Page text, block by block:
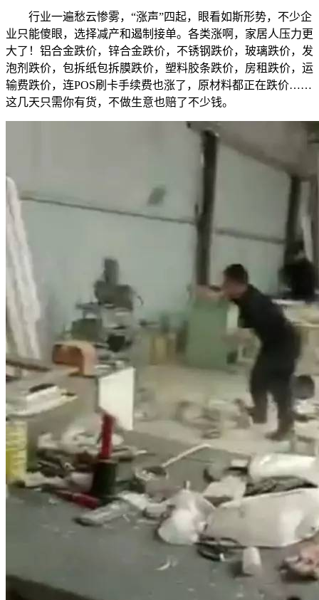
行业一遍愁云惨雾，“涨声”四起，眼看如斯形势，不少企
业只能傻眼，选择减产和遏制接单。各类涨啊，家居人压力更
大了！铝合金跌价，锌合金跌价，不锈钢跌价，玻璃跌价，发
泡剂跌价，包拆纸包拆膜跌价，塑料胶条跌价，房租跌价，运
输费跌价，连POS刷卡手续费也涨了，原材料都正在跌价……
这几天只需你有货，不做生意也赔了不少钱。